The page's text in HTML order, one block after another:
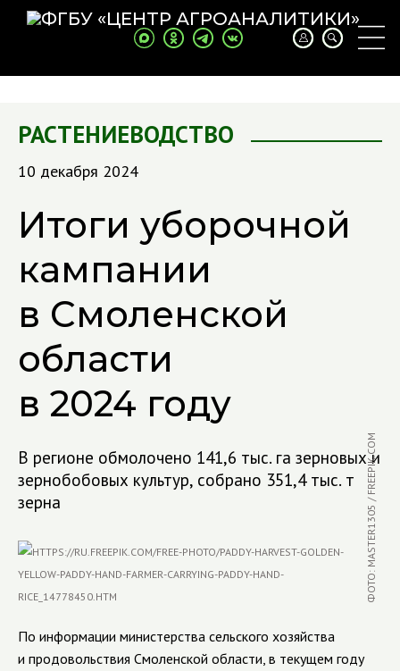
РАСТЕНИЕВОДСТВО
10 декабря 2024
Итоги уборочной
кампании
в Смоленской
области
в 2024 году
В регионе обмолочено 141,6 тыс. га зерновых и
зернобобовых культур, собрано 351,4 тыс. т
зерна
ФОТО: MASTER1305 / FREEPIK.COM
По информации министерства сельского хозяйства
и продовольствия Смоленской области, в текущем году